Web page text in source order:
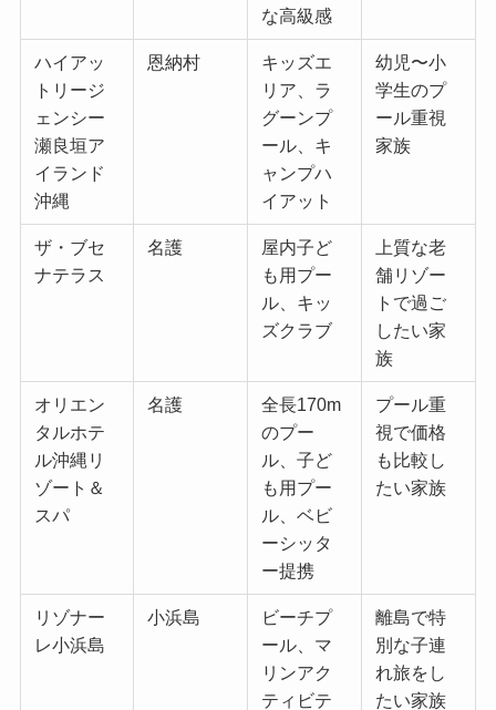
な高級感
ハイアッ
トリージ
ェンシー
瀬良垣ア
イランド
沖縄
恩納村
キッズエ
リア、ラ
グーンプ
ール、キ
ャンプハ
イアット
幼児〜小
学生のプ
ール重視
家族
ザ・ブセ
ナテラス
名護
屋内子ど
も用プー
ル、キッ
ズクラブ
上質な老
舗リゾー
トで過ご
したい家
族
オリエン
タルホテ
ル沖縄リ
ゾート＆
スパ
名護
全長170m
のプー
ル、子ど
も用プー
ル、ベビ
ーシッタ
ー提携
プール重
視で価格
も比較し
たい家族
リゾナー
レ小浜島
小浜島
ビーチプ
ール、マ
リンアク
ティビテ
離島で特
別な子連
れ旅をし
たい家族